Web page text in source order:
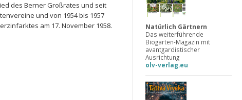
des Berner Großrates und seit
und von 1954 bis 1957
am 17. November 1958.
Natürlich Gärtnern
Das weiterführende
Biogarten-Magazin mit
avantgardistischer
Ausrichtung
olv-verlag.eu